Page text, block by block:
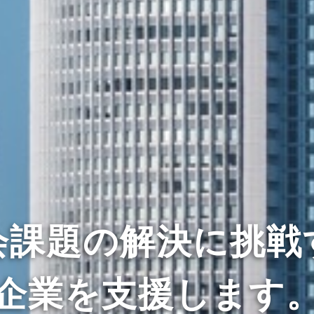
課題の解決に挑戦
業を支援します